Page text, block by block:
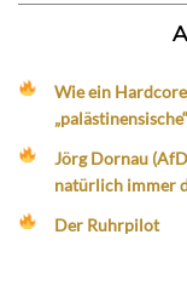
Wie ein
Jörg Dornau
natürlich immer
Der Ruhrpilot